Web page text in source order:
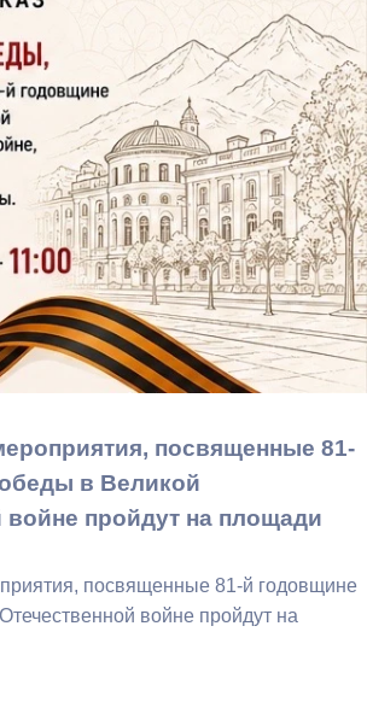
посвященные 81-
в Великой
войне пройдут на площади
посвященные 81-й годовщине
войне пройдут на